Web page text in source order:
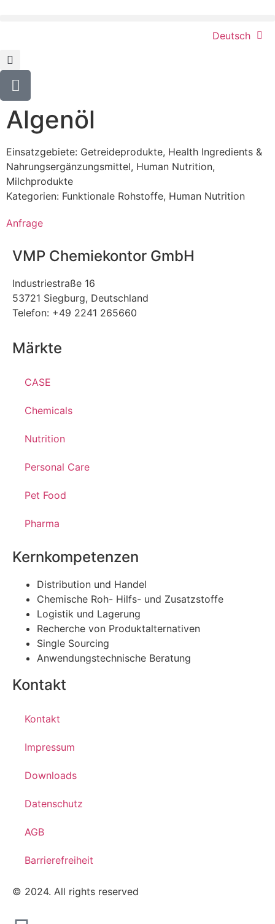
Deutsch
Algenöl
Einsatzgebiete: Getreideprodukte, Health Ingredients &
Nahrungsergänzungsmittel, Human Nutrition,
Milchprodukte
Kategorien: Funktionale Rohstoffe, Human Nutrition
Anfrage
VMP Chemiekontor GmbH
Industriestraße 16
53721 Siegburg, Deutschland
Telefon: +49 2241 265660
Märkte
CASE
Chemicals
Nutrition
Personal Care
Pet Food
Pharma
Kernkompetenzen
Distribution und Handel
Chemische Roh- Hilfs- und Zusatzstoffe
Logistik und Lagerung
Recherche von Produktalternativen
Single Sourcing
Anwendungstechnische Beratung
Kontakt
Kontakt
Impressum
Downloads
Datenschutz
AGB
Barrierefreiheit
© 2024. All rights reserved